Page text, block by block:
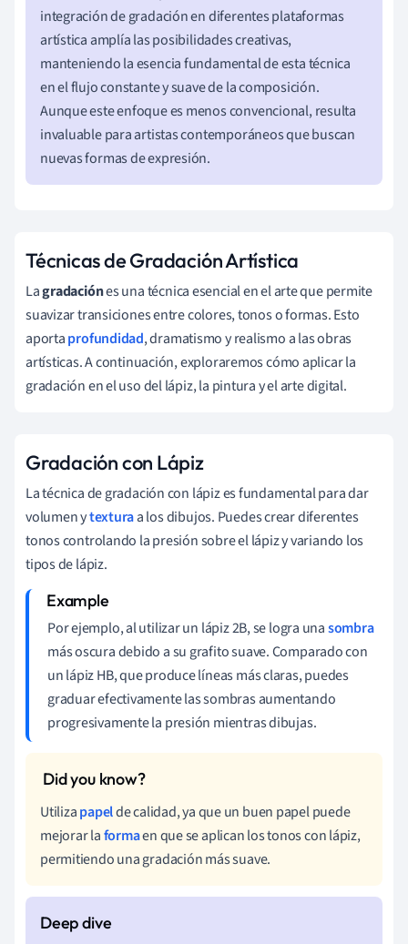
integración de gradación en diferentes plataformas
artística amplía las posibilidades creativas,
manteniendo la esencia fundamental de esta técnica
en el flujo constante y suave de la composición.
Aunque este enfoque es menos convencional, resulta
invaluable para artistas contemporáneos que buscan
nuevas formas de expresión.
Técnicas de Gradación Artística
Lagradaciónes una técnica esencial en el arte que permite
suavizar transiciones entre colores, tonos o formas. Esto
aportaprofundidad, dramatismo y realismo a las obras
artísticas. A continuación, exploraremos cómo aplicar la
gradación en el uso del lápiz, la pintura y el arte digital.
Gradación con Lápiz
La técnica de gradación con lápiz es fundamental para dar
volumen ytexturaa los dibujos. Puedes crear diferentes
tonos controlando la presión sobre el lápiz y variando los
tipos de lápiz.
Por ejemplo, al utilizar un lápiz 2B, se logra unasombra
más oscura debido a su grafito suave. Comparado con
un lápiz HB, que produce líneas más claras, puedes
graduar efectivamente las sombras aumentando
progresivamente la presión mientras dibujas.
Utilizapapelde calidad, ya que un buen papel puede
mejorar laformaen que se aplican los tonos con lápiz,
permitiendo una gradación más suave.